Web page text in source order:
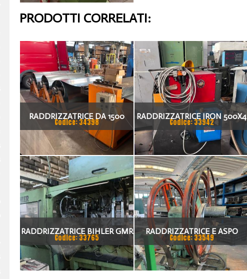
PRODOTTI CORRELATI:
RADDRIZZATRICE DA 1500
Codice: 34398
RADDRIZZATRICE IRON 500X4
MM
Codice: 33942
RADDRIZZATRICE BIHLER GMR
80
Codice: 33765
RADDRIZZATRICE E ASPO
ASSERVIMENTI
Codice: 33549